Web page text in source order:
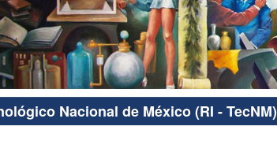
Nacional de México (RI - TecNM)